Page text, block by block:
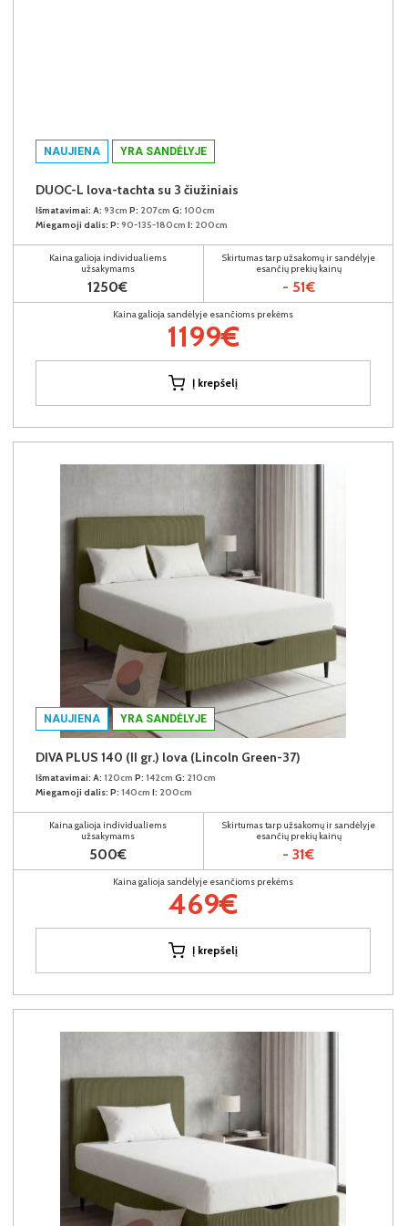
NAUJIENA YRA SANDĖLYJE
DUOC-L lova-tachta su 3 čiužiniais
Išmatavimai: A: 93cm P: 207cm G: 100cm
Miegamoji dalis: P: 90-135-180cm I: 200cm
Kaina galioja individualiems
užsakymams
1250€
Skirtumas tarp užsakomų ir sandėlyje
esančių prekių kainų
- 51€
Kaina galioja sandėlyje esančioms prekėms
1199€
Į krepšelį
NAUJIENA YRA SANDĖLYJE
DIVA PLUS 140 (II gr.) lova (Lincoln Green-37)
Išmatavimai: A: 120cm P: 142cm G: 210cm
Miegamoji dalis: P: 140cm I: 200cm
Kaina galioja individualiems
užsakymams
500€
Skirtumas tarp užsakomų ir sandėlyje
esančių prekių kainų
- 31€
Kaina galioja sandėlyje esančioms prekėms
469€
Į krepšelį